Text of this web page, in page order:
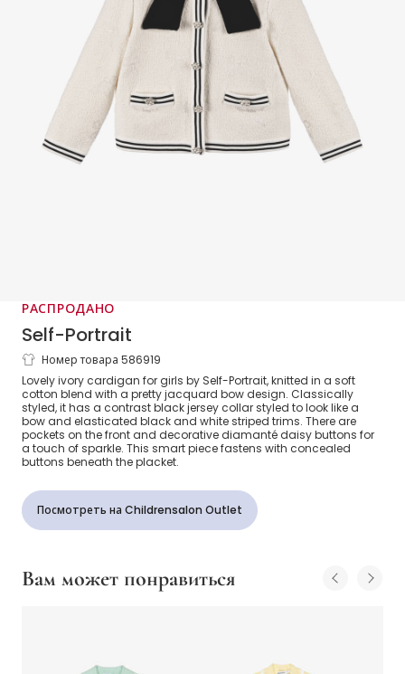
РАСПРОДАНО
Self-Portrait
Girls Ivory Cotton Knit Jacquard
Cardigan
Номер товара 586919
Lovely ivory cardigan for girls by Self-Portrait, knitted in a soft
cotton blend with a pretty jacquard bow design. Classically
styled, it has a contrast black jersey collar styled to look like a
bow and elasticated black and white striped trims. There are
pockets on the front and decorative diamanté daisy buttons for
a touch of sparkle. This smart piece fastens with concealed
buttons beneath the placket.
Посмотреть на Childrensalon Outlet
Вам может понравиться